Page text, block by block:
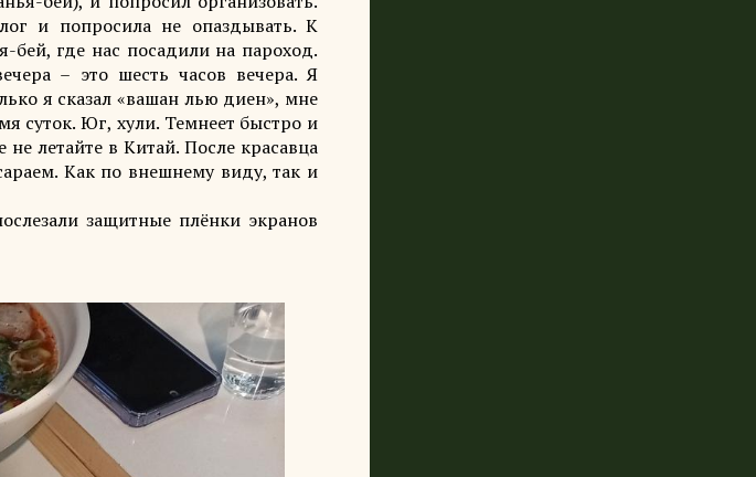
и попросила не опаздывать. К
бей, где нас посадили на пароход.
– это шесть часов вечера. Я
я сказал «вашан лью диен», мне
суток. Юг, хули. Темнеет быстро и
летайте в Китай. После красавца
Как по внешнему виду, так и
защитные плёнки экранов